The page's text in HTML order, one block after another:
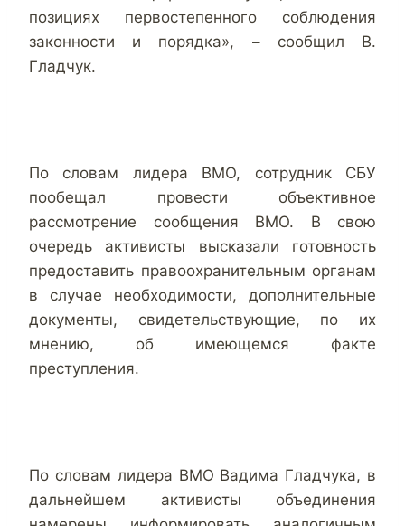
позициях первостепенного соблюдения
законности и порядка», – сообщил В.
Гладчук.
По словам лидера ВМО, сотрудник СБУ
пообещал провести объективное
рассмотрение сообщения ВМО. В свою
очередь активисты высказали готовность
предоставить правоохранительным органам
в случае необходимости, дополнительные
документы, свидетельствующие, по их
мнению, об имеющемся факте
преступления.
По словам лидера ВМО Вадима Гладчука, в
дальнейшем активисты объединения